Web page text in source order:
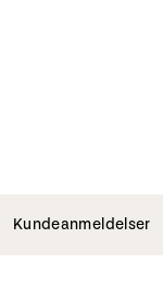
Kundeanmeldelser